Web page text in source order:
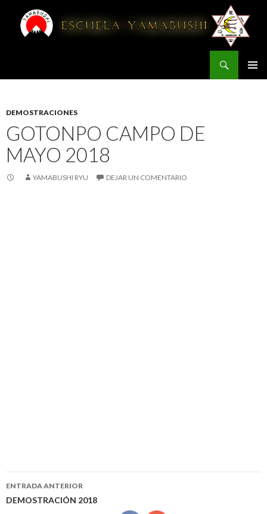
DEMOSTRACIONES
GOTONPO CAMPO DE
MAYO 2018
YAMABUSHI RYU DEJAR UN COMENTARIO
Ir a la entrada
ENTRADA ANTERIOR
DEMOSTRACIÓN 2018